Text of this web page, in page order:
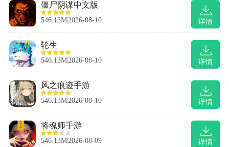
详情
僵尸阴谋中文版
546.13M2026-08-10
详情
轮生
546.13M2026-08-10
详情
风之痕迹手游
546.13M2026-08-10
详情
将魂师手游
546.13M2026-08-09